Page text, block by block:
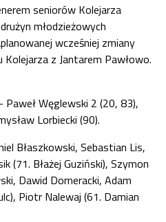
seniorów Kolejarza
młodzieżowych
wcześniej zmiany
z Jantarem Pawłowo.
Paweł Węglewski 2 (20, 83),
Lorbiecki (90).
Błaszkowski, Sebastian Lis,
(71. Błażej Guziński), Szymon
Dawid Domeracki, Adam
Piotr Nalewaj (61. Damian